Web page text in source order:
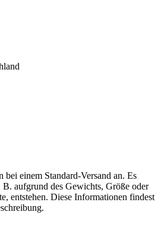
einem Standard-Versand an. Es
aufgrund des Gewichts, Größe oder
entstehen. Diese Informationen findest